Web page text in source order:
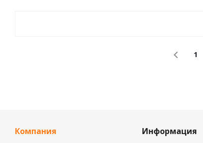
1
Компания Информация